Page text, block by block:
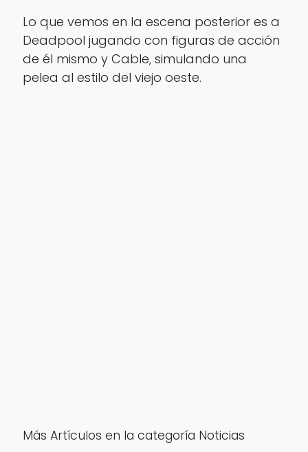
Lo que vemos en la escena posterior es a
Deadpool jugando con figuras de acción
de él mismo y Cable, simulando una
pelea al estilo del viejo oeste.
Más Artículos en la categoría Noticias